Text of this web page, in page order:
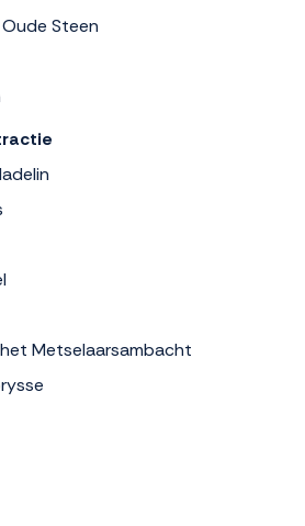
Steen
Metselaarsambacht